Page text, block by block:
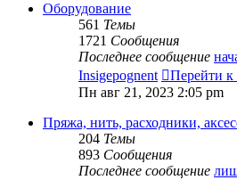
Оборудование
561 Темы
1721 Сообщения
Последнее сообщение
Insigepognent
Перейти
Пн авг 21, 2023 2:05 pm
Пряжа, нить, расходники,
204 Темы
893 Сообщения
Последнее сообщение